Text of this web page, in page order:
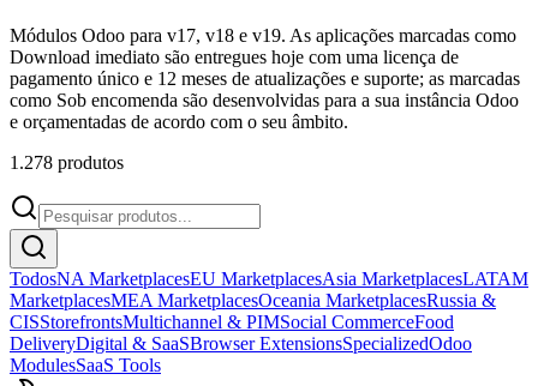
Módulos Odoo para v17, v18 e v19. As aplicações marcadas como
Download imediato são entregues hoje com uma licença de
pagamento único e 12 meses de atualizações e suporte; as marcadas
como Sob encomenda são desenvolvidas para a sua instância Odoo
e orçamentadas de acordo com o seu âmbito.
1.278 produtos
TodosNA MarketplacesEU MarketplacesAsia MarketplacesLATAM
MarketplacesMEA MarketplacesOceania MarketplacesRussia &
CISStorefrontsMultichannel & PIMSocial CommerceFood
DeliveryDigital & SaaSBrowser ExtensionsSpecializedOdoo
ModulesSaaS Tools